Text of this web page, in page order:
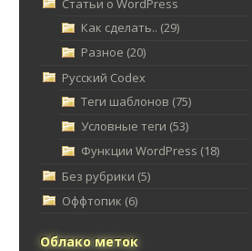
Статьи о WordPress
Как сделать.. (29)
Разное (20)
Русский Codex
Теги шаблонов (75)
Условные теги (53)
Функции WordPress (18)
Без рубрики (5)
Оффтопик (6)
Облако меток